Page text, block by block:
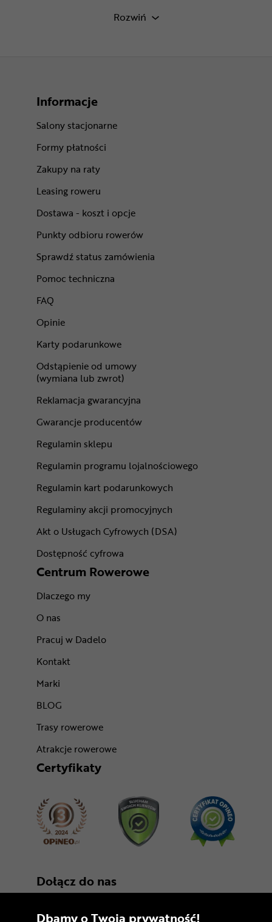
Kaski rowerowe uniwersalne
Rozwiń
Informacje
Salony stacjonarne
Formy płatności
Zakupy na raty
Leasing roweru
Dostawa - koszt i opcje
Punkty odbioru rowerów
Sprawdź status zamówienia
Pomoc techniczna
FAQ
Opinie
Karty podarunkowe
Odstąpienie od umowy
(wymiana lub zwrot)
Reklamacja gwarancyjna
Gwarancje producentów
Regulamin sklepu
Regulamin programu lojalnościowego
Regulamin kart podarunkowych
Regulaminy akcji promocyjnych
Akt o Usługach Cyfrowych (DSA)
Dostępność cyfrowa
Centrum Rowerowe
Dlaczego my
O nas
Pracuj w Dadelo
Kontakt
Marki
BLOG
Trasy rowerowe
Atrakcje rowerowe
Certyfikaty
Dołącz do nas
Dbamy o Twoją prywatność!